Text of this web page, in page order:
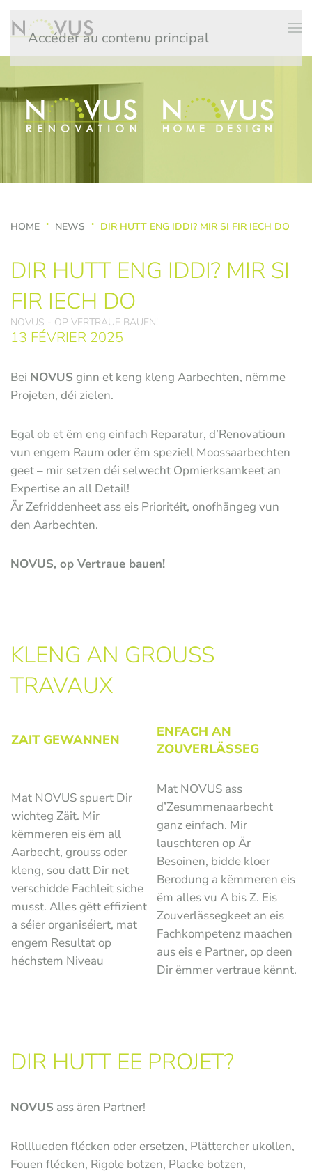
Accéder au contenu principal
HOME NEWS DIR HUTT ENG IDDI? MIR SI FIR IECH DO
DIR HUTT ENG IDDI? MIR SI
FIR IECH DO
NOVUS - OP VERTRAUE BAUEN!
13 FÉVRIER 2025
Bei NOVUS ginn et keng kleng Aarbechten, nëmme
Projeten, déi zielen.
Egal ob et ëm eng einfach Reparatur, d’Renovatioun
vun engem Raum oder ëm speziell Moossaarbechten
geet – mir setzen déi selwecht Opmierksamkeet an
Expertise an all Detail!
Är Zefriddenheet ass eis Prioritéit, onofhängeg vun
den Aarbechten.
NOVUS, op Vertraue bauen!
KLENG AN GROUSS
TRAVAUX
ZAIT GEWANNEN
ENFACH AN
ZOUVERLÄSSEG
Mat NOVUS spuert Dir
wichteg Zäit. Mir
këmmeren eis ëm all
Aarbecht, grouss oder
kleng, sou datt Dir net
verschidde Fachleit siche
musst. Alles gëtt effizient
a séier organiséiert, mat
engem Resultat op
héchstem Niveau
Mat NOVUS ass
d’Zesummenaarbecht
ganz einfach. Mir
lauschteren op Är
Besoinen, bidde kloer
Berodung a këmmeren eis
ëm alles vu A bis Z. Eis
Zouverlässegkeet an eis
Fachkompetenz maachen
aus eis e Partner, op deen
Dir ëmmer vertraue kënnt.
DIR HUTT EE PROJET?
NOVUS ass ären Partner!
Rolllueden flécken oder ersetzen, Plättercher ukollen,
Fouen flécken, Rigole botzen, Placke botzen,